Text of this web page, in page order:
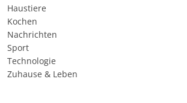
Haustiere
Kochen
Nachrichten
Sport
Technologie
Zuhause & Leben